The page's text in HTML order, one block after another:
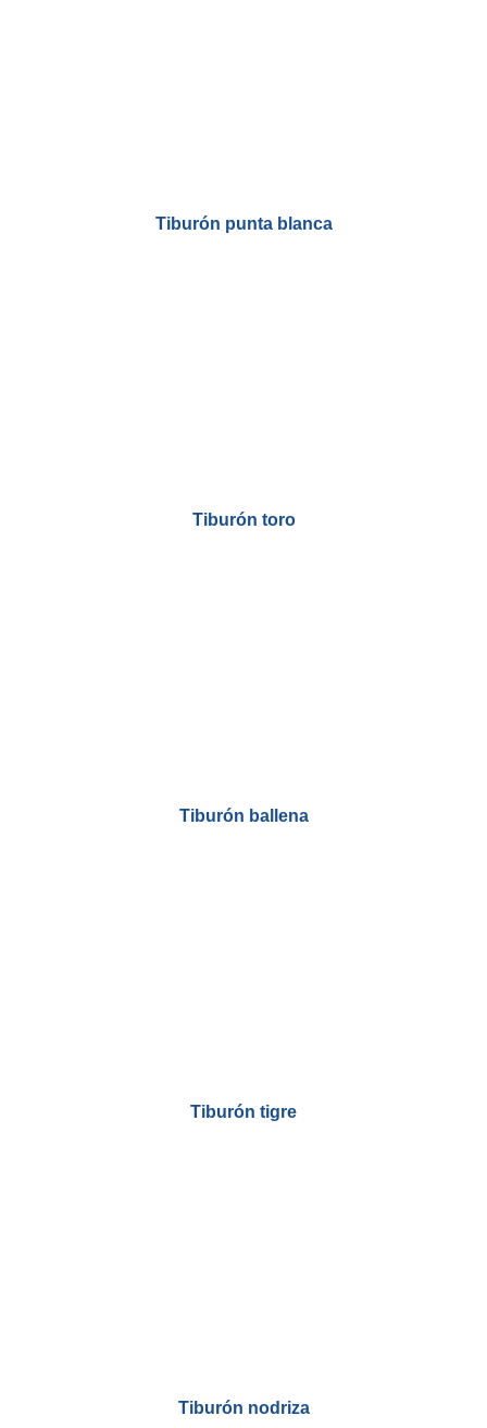
Tiburón punta blanca
Tiburón toro
Tiburón ballena
Tiburón tigre
Tiburón nodriza